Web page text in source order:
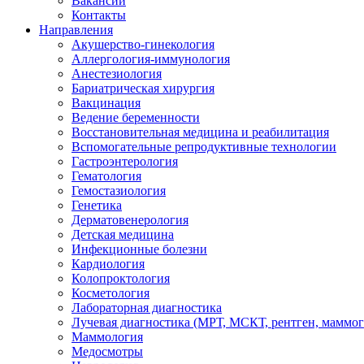
Контакты
Направления
Акушерство-гинекология
Аллергология-иммунология
Анестезиология
Бариатрическая хирургия
Вакцинация
Ведение беременности
Восстановительная медицина и реабилитация
Вспомогательные репродуктивные технологии
Гастроэнтерология
Гематология
Гемостазиология
Генетика
Дерматовенерология
Детская медицина
Инфекционные болезни
Кардиология
Колопроктология
Косметология
Лабораторная диагностика
Лучевая диагностика (МРТ, МСКТ, рентген,
Маммология
Медосмотры